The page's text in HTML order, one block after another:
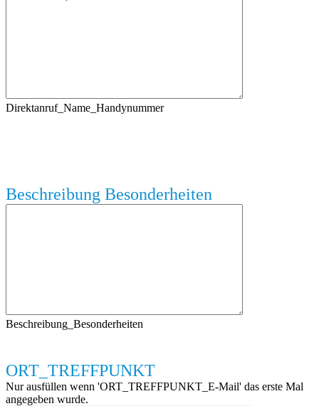
Direktanruf_Name_Handynummer
Beschreibung Besonderheiten
Beschreibung_Besonderheiten
ORT_TREFFPUNKT
Nur ausfüllen wenn 'ORT_TREFFPUNKT_E-Mail' das erste Mal
angegeben wurde.